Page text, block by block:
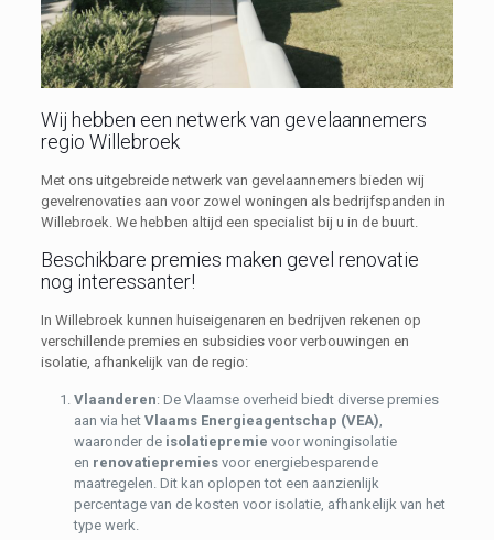
Wij hebben een netwerk van gevelaannemers
regio Willebroek
Met ons uitgebreide netwerk van gevelaannemers bieden wij
gevelrenovaties aan voor zowel woningen als bedrijfspanden in
Willebroek. We hebben altijd een specialist bij u in de buurt.
Beschikbare premies maken gevel renovatie
nog interessanter!
In Willebroek kunnen huiseigenaren en bedrijven rekenen op
verschillende premies en subsidies voor verbouwingen en
isolatie, afhankelijk van de regio:
Vlaanderen: De Vlaamse overheid biedt diverse premies
aan via het Vlaams Energieagentschap (VEA)
waaronder de isolatiepremie voor woningisolatie
en renovatiepremiesvoor energiebesparende
maatregelen. Dit kan oplopen tot een aanzienlijk
percentage van de kosten voor isolatie, afhankelijk van het
type werk.